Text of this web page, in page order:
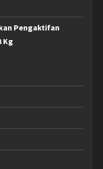
Pengaktifan
Kg